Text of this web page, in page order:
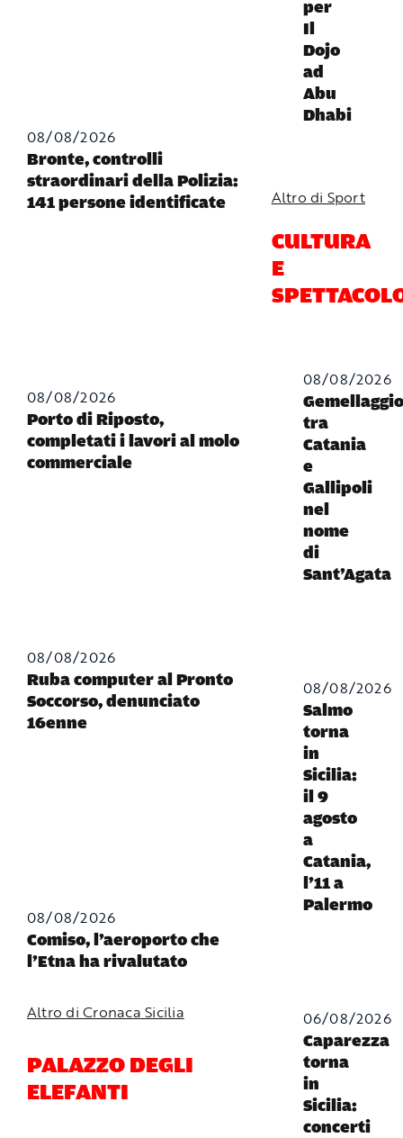
08/08/2026
Bronte, controlli
straordinari della Polizia:
141 persone identificate
08/08/2026
Porto di Riposto,
completati i lavori al molo
commerciale
08/08/2026
Ruba computer al Pronto
Soccorso, denunciato
16enne
08/08/2026
Comiso, l’aeroporto che
l’Etna ha rivalutato
Altro di Cronaca Sicilia
PALAZZO DEGLI
ELEFANTI
per
Il
Dojo
ad
Abu
Dhabi
Altro di Sport
CULTURA
E
08/08/2026
Gemellaggio
tra
Catania
e
Gallipoli
nel
nome
di
Sant’Agata
08/08/2026
Salmo
torna
in
Sicilia:
il 9
agosto
a
Catania,
l’11 a
Palermo
06/08/2026
Caparezza
torna
in
Sicilia:
concerti